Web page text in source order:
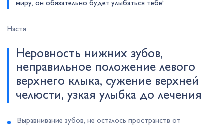
миру, он обязательно будет улыбаться тебе!
Настя
Неровность нижних зубов,
неправильное положение левого
верхнего клыка, сужение верхней
челюсти, узкая улыбка до лечения
Выравнивание зубов, не осталось пространств от